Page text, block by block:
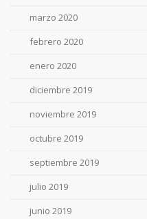
marzo 2020
febrero 2020
enero 2020
diciembre 2019
noviembre 2019
octubre 2019
septiembre 2019
julio 2019
junio 2019